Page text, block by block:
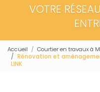
VOTRE
Accueil
Courtier en travaux à
Rénovation et
LINK